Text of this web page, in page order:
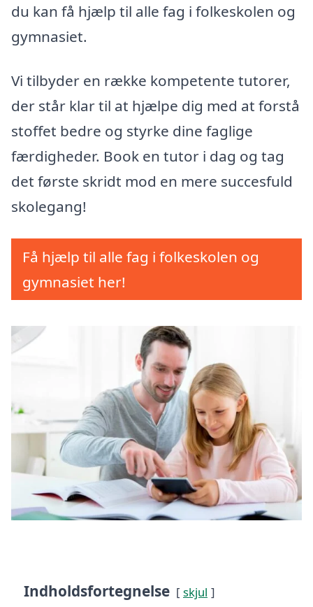
du kan få hjælp til alle fag i folkeskolen og
gymnasiet.
Vi tilbyder en række kompetente tutorer,
der står klar til at hjælpe dig med at forstå
stoffet bedre og styrke dine faglige
færdigheder. Book en tutor i dag og tag
det første skridt mod en mere succesfuld
skolegang!
Få hjælp til alle fag i folkeskolen og
gymnasiet her!
Indholdsfortegnelse skjul